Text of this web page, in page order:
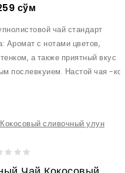
сўм
чай стандарт
Аромат с нотами цветов,
а также приятный вкус
послевкуием. Настой чая -